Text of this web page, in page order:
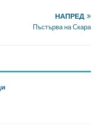
НАПРЕД
Пъстърва на Скара